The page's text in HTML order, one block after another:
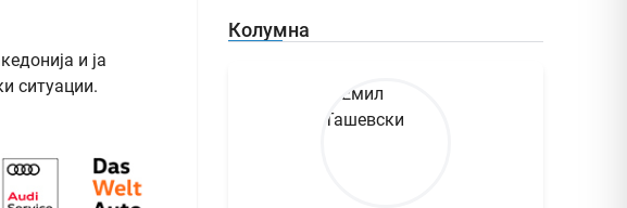
и ја
ситуации.
Колумна